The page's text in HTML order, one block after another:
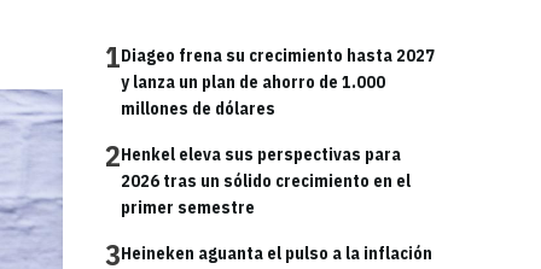
1Diageo frena su crecimiento hasta 2027
y lanza un plan de ahorro de 1.000
millones de dólares
2Henkel eleva sus perspectivas para
2026 tras un sólido crecimiento en el
primer semestre
3Heineken aguanta el pulso a la inflación